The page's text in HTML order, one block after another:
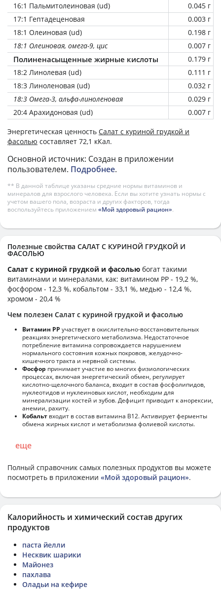
16:1 Пальмитолеиновая (ud)
0.045 г
17:1 Гептадеценовая
0.003 г
18:1 Олеиновая (ud)
0.198 г
18:1 Олеиновая, омега-9, цис
0.007 г
Полиненасыщенные жирные кислоты
0.179 г
18:2 Линолевая (ud)
0.111 г
18:3 Линоленовая (ud)
0.032 г
18:3 Омега-3, альфа-линоленовая
0.029 г
20:4 Арахидоновая (ud)
0.007 г
Энергетическая ценность Салат с куриной грудкой и
фасолью составляет 72,1 кКал.
Основной источник: Создан в приложении
пользователем. Подробнее.
** В данной таблице указаны средние нормы витаминов и
минералов для взрослого человека. Если вы хотите узнать нормы с
учетом вашего пола, возраста и других факторов, тогда
воспользуйтесь приложением «Мой здоровый рацион».
Полезные свойства САЛАТ С КУРИНОЙ ГРУДКОЙ И
ФАСОЛЬЮ
Салат с куриной грудкой и фасолью богат такими
витаминами и минералами, как: витамином PP - 19,2 %,
фосфором - 12,3 %, кобальтом - 33,1 %, медью - 12,4 %,
хромом - 20,4 %
Чем полезен Салат с куриной грудкой и фасолью
Витамин РР участвует в окислительно-восстановительных
реакциях энергетического метаболизма. Недостаточное
потребление витамина сопровождается нарушением
нормального состояния кожных покровов, желудочно-
кишечного тракта и нервной системы.
Фосфор принимает участие во многих физиологических
процессах, включая энергетический обмен, регулирует
кислотно-щелочного баланса, входит в состав фосфолипидов,
нуклеотидов и нуклеиновых кислот, необходим для
минерализации костей и зубов. Дефицит приводит к анорексии,
анемии, рахиту.
Кобальт входит в состав витамина В12. Активирует ферменты
обмена жирных кислот и метаболизма фолиевой кислоты.
еще
Полный справочник самых полезных продуктов вы можете
посмотреть в приложении «Мой здоровый рацион».
Калорийность и химический состав других
продуктов
паста йелли
Несквик шарики
Майонез
пахлава
Оладьи на кефире